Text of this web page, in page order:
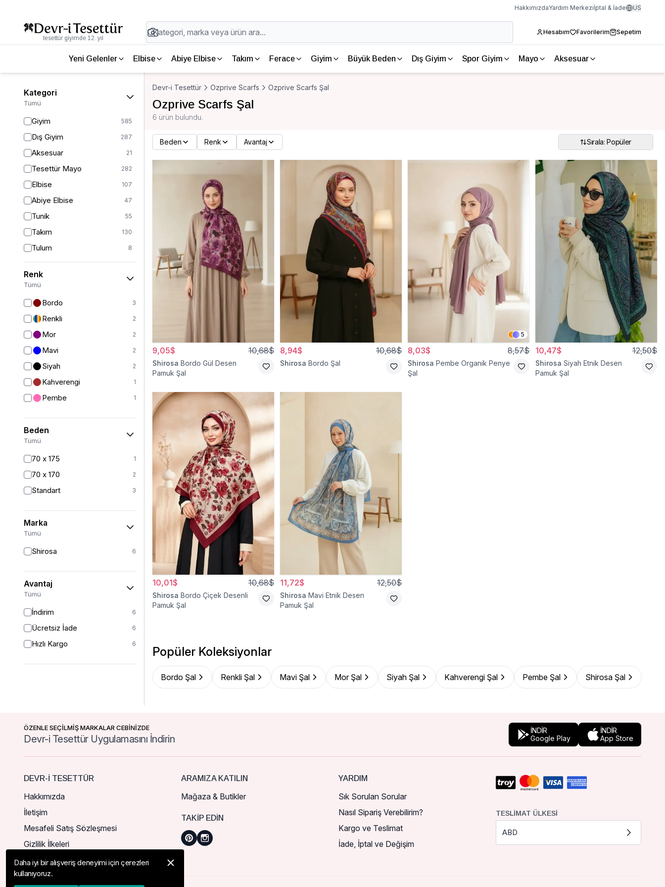
HakkımızdaYardım Merkeziİptal & İade US
tesettür giyimde 12. yıl
Hesabım Favorilerim Sepetim
Yeni Gelenler Elbise Abiye Elbise Takım Ferace Giyim Büyük Beden Dış Giyim Spor Giyim Mayo Aksesuar
Kategori
Tümü
Giyim 585
Dış Giyim 287
Aksesuar 21
Tesettür Mayo 282
Elbise 107
Abiye Elbise 47
Tunik 55
Takım 130
Tulum 8
Pantolon 151
Etek 19
Hırka 4
Yelek
Ceket
Kaban
Kız Çocuk Elbise
Kız Çocuk Giyim
Tam Kapalı Mayo
Kız Çocuk Pantolon
Kız Çocuk Takım
Kız Çocuk Etek
Renk
Tümü
Bordo 3
Renkli 2
Mor 2
Mavi 2
Siyah 2
Kahverengi 1
Pembe 1
Beden
Tümü
70 x 175 1
70 x 170 2
Standart 3
Marka
Tümü
Shirosa 6
Avantaj
Tümü
İndirim 6
Ücretsiz İade 6
Hızlı Kargo 6
Devr-i Tesettür Ozprive Scarfs Ozprive Scarfs Şal
Ozprive Scarfs Şal
6 ürün bulundu.
Beden Renk Avantaj Sırala: Popüler
9,05$ 10,68$
Shirosa Bordo Gül Desen
Pamuk Şal
8,94$ 10,68$
Shirosa Bordo Şal
5
8,03$ 8,57$
Shirosa Pembe Organik Penye
Şal
10,47$ 12,50$
Shirosa Siyah Etnik Desen
Pamuk Şal
10,01$ 10,68$
Shirosa Bordo Çiçek Desenli
Pamuk Şal
11,72$ 12,50$
Shirosa Mavi Etnik Desen
Pamuk Şal
Popüler Koleksiyonlar
Bordo Şal Renkli Şal Mavi Şal Mor Şal Siyah Şal Kahverengi Şal Pembe Şal Shirosa Şal
ÖZENLE SEÇİLMİŞ MARKALAR CEBİNİZDE
Devr-i Tesettür Uygulamasını İndirin
İNDİR
Google Play
İNDİR
App Store
DEVR-I TESETTÜR
Hakkımızda
İletişim
Mesafeli Satış Sözleşmesi
Gizlilik İlkeleri
ARAMIZA KATILIN
Mağaza & Butikler
TAKIP EDIN
YARDIM
Sık Sorulan Sorular
Nasıl Sipariş Verebilirim?
Kargo ve Teslimat
İade, İptal ve Değişim
TESLIMAT ÜLKESI
ABD
Daha iyi bir alışveriş deneyimi için çerezleri
kullanıyoruz.